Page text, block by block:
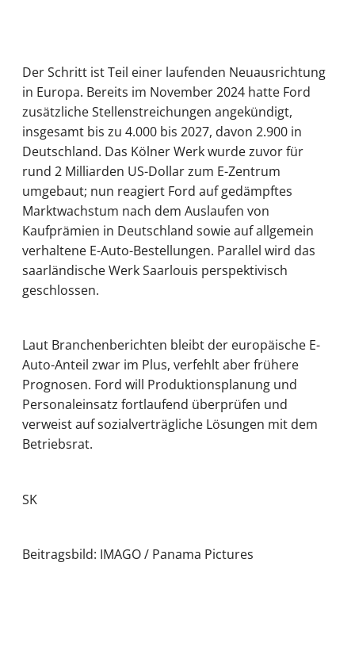
Der Schritt ist Teil einer laufenden Neuausrichtung
in Europa. Bereits im November 2024 hatte Ford
zusätzliche Stellenstreichungen angekündigt,
insgesamt bis zu 4.000 bis 2027, davon 2.900 in
Deutschland. Das Kölner Werk wurde zuvor für
rund 2 Milliarden US-Dollar zum E-Zentrum
umgebaut; nun reagiert Ford auf gedämpftes
Marktwachstum nach dem Auslaufen von
Kaufprämien in Deutschland sowie auf allgemein
verhaltene E-Auto-Bestellungen. Parallel wird das
saarländische Werk Saarlouis perspektivisch
geschlossen.
Laut Branchenberichten bleibt der europäische E-
Auto-Anteil zwar im Plus, verfehlt aber frühere
Prognosen. Ford will Produktionsplanung und
Personaleinsatz fortlaufend überprüfen und
verweist auf sozialverträgliche Lösungen mit dem
Betriebsrat.
SK
Beitragsbild: IMAGO / Panama Pictures